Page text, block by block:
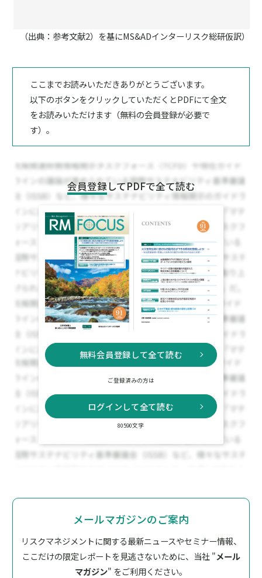
（出典：参考文献2）を基にMS&ADインターリスク総研仮訳）
ここまでお読みいただきありがとうございます。
以下のボタンをクリックしていただくとPDFにて全文
をお読みいただけます（無料の会員登録が必要で
す）。
会員登録 してPDFで全て読む
無料会員登録して全て読む
ご登録済みの方は
ログインして全て読む
80590文字
メールマガジンのご案内
リスクマネジメントに関する最新ニュースやセミナー情報、
ここだけの限定レポートを見逃さないために、 当社 "メール
マガジン" をご利用ください。